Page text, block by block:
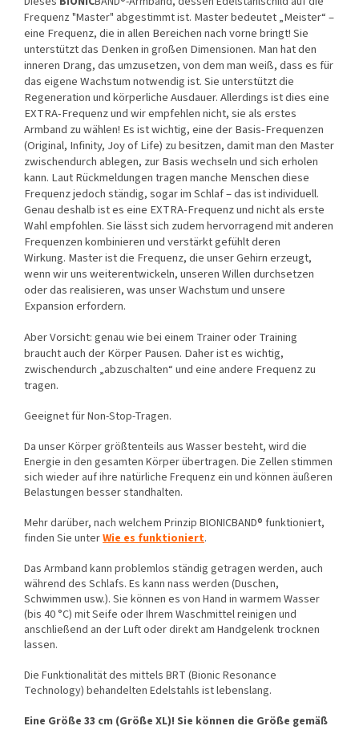
Frequenz "Master" abgestimmt ist. Master bedeutet „Meister“ –
eine Frequenz, die in allen Bereichen nach vorne bringt! Sie
unterstützt das Denken in großen Dimensionen. Man hat den
inneren Drang, das umzusetzen, von dem man weiß, dass es für
das eigene Wachstum notwendig ist. Sie unterstützt die
Regeneration und körperliche Ausdauer. Allerdings ist dies eine
EXTRA-Frequenz und wir empfehlen nicht, sie als erstes
Armband zu wählen! Es ist wichtig, eine der Basis-Frequenzen
(Original, Infinity, Joy of Life) zu besitzen, damit man den Master
zwischendurch ablegen, zur Basis wechseln und sich erholen
kann. Laut Rückmeldungen tragen manche Menschen diese
Frequenz jedoch ständig, sogar im Schlaf – das ist individuell.
Genau deshalb ist es eine EXTRA-Frequenz und nicht als erste
Wahl empfohlen. Sie lässt sich zudem hervorragend mit anderen
Frequenzen kombinieren und verstärkt gefühlt deren
Wirkung. Master ist die Frequenz, die unser Gehirn erzeugt,
wenn wir uns weiterentwickeln, unseren Willen durchsetzen
oder das realisieren, was unser Wachstum und unsere
Expansion erfordern.
Aber Vorsicht: genau wie bei einem Trainer oder Training
braucht auch der Körper Pausen. Daher ist es wichtig,
zwischendurch „abzuschalten“ und eine andere Frequenz zu
tragen.
Geeignet für Non-Stop-Tragen.
Da unser Körper größtenteils aus Wasser besteht, wird die
Energie in den gesamten Körper übertragen. Die Zellen stimmen
sich wieder auf ihre natürliche Frequenz ein und können äußeren
Belastungen besser standhalten.
Mehr darüber, nach welchem Prinzip BIONICBAND® funktioniert,
finden Sie unterWie es funktioniert.
Das Armband kann problemlos ständig getragen werden, auch
während des Schlafs. Es kann nass werden (Duschen,
Schwimmen usw.). Sie können es von Hand in warmem Wasser
(bis 40 °C) mit Seife oder Ihrem Waschmittel reinigen und
anschließend an der Luft oder direkt am Handgelenk trocknen
lassen.
Die Funktionalität des mittels BRT (Bionic Resonance
Technology) behandelten Edelstahls ist lebenslang.
Eine Größe 33 cm (Größe XL)! Sie können die Größe gemäß